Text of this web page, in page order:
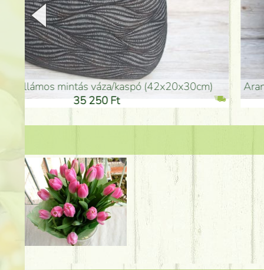
arany színű kerámia váza (40x26cm)
32 250 Ft
hosszú arany színű
46